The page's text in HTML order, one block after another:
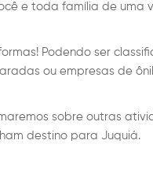
e toda família de
Podendo ser
ou empresas de
sobre outras
destino para Juquiá.